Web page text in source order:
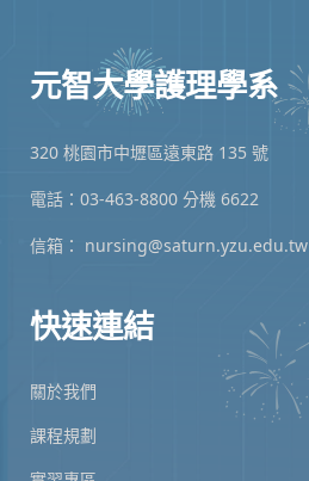
元智大學護理學系
320 桃園市中壢區遠東路 135 號
電話：03-463-8800 分機 6622
信箱： nursing@saturn.yzu.edu.tw
快速連結
關於我們
課程規劃